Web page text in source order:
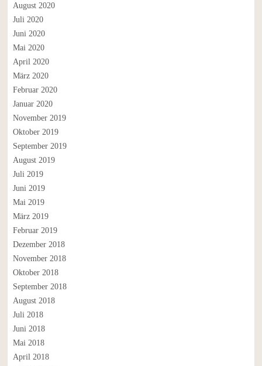
August 2020
Juli 2020
Juni 2020
Mai 2020
April 2020
März 2020
Februar 2020
Januar 2020
November 2019
Oktober 2019
September 2019
August 2019
Juli 2019
Juni 2019
Mai 2019
März 2019
Februar 2019
Dezember 2018
November 2018
Oktober 2018
September 2018
August 2018
Juli 2018
Juni 2018
Mai 2018
April 2018